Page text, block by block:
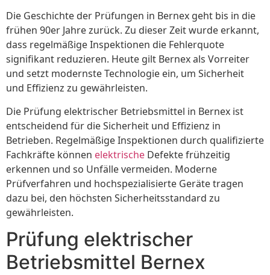
Die Geschichte der Prüfungen in Bernex geht bis in die
frühen 90er Jahre zurück. Zu dieser Zeit wurde erkannt,
dass regelmäßige Inspektionen die Fehlerquote
signifikant reduzieren. Heute gilt Bernex als Vorreiter
und setzt modernste Technologie ein, um Sicherheit
und Effizienz zu gewährleisten.
Die Prüfung elektrischer Betriebsmittel in Bernex ist
entscheidend für die Sicherheit und Effizienz in
Betrieben. Regelmäßige Inspektionen durch qualifizierte
Fachkräfte können elektrische Defekte frühzeitig
erkennen und so Unfälle vermeiden. Moderne
Prüfverfahren und hochspezialisierte Geräte tragen
dazu bei, den höchsten Sicherheitsstandard zu
gewährleisten.
Prüfung elektrischer
Betriebsmittel Bernex